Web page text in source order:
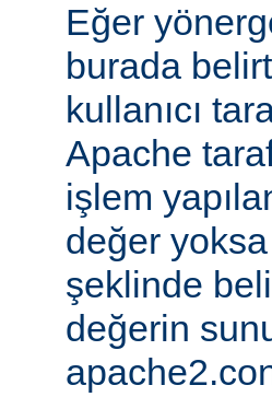
Eğer
burada
kullanıcı
Apache
işlem
değer
şeklinde
değerin